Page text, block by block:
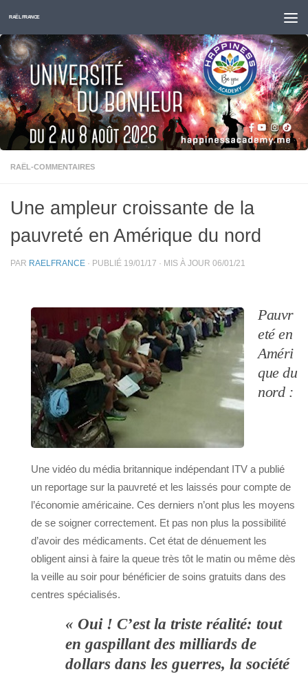
Skip to content
RAËL FRANCE
RAËL-COMMENTAIRES
Une ampleur croissante de la
pauvreté en Amérique du nord
PAR RAELFRANCE · PUBLIÉ 19/01/17 · MIS À JOUR 06/01/21
Pauvr
eté en
Améri
que du
nord :
Une vidéo du média britannique indépendant ITV a publié
un reportage sur la pauvreté et les laissés pour compte de
l’économie américaine. Ces derniers n’ont plus les moyens
de se soigner correctement. Et pas non plus la possibilité
d’avoir des médicaments. Cet état de dénuement les
obligent ainsi à faire la queue très tôt le matin ou même dès
la veille au soir pour bénéficier de soins gratuits dans des
centres spécialisés.
« Oui ! C’est la triste réalité: tout
en gaspillant des milliards de
dollars dans les guerres, la société